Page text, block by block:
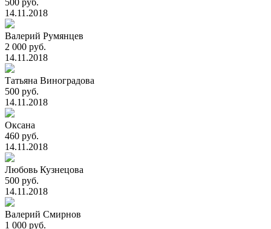
500 руб.
14.11.2018
Валерий Румянцев
2 000 руб.
14.11.2018
Татьяна Виноградова
500 руб.
14.11.2018
Оксана
460 руб.
14.11.2018
Любовь Кузнецова
500 руб.
14.11.2018
Валерий Смирнов
1 000 руб.